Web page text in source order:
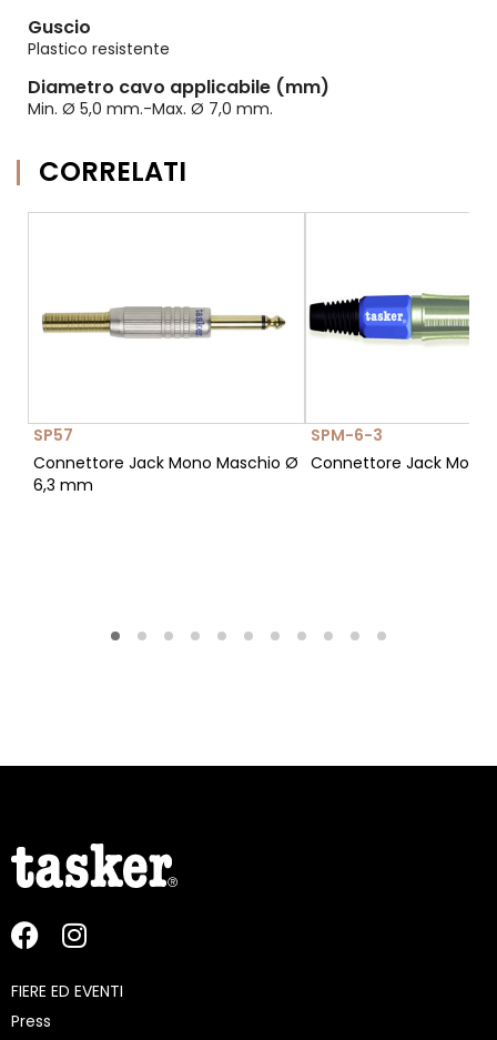
Guscio
Plastico resistente
Diametro cavo applicabile (mm)
Min. Ø 5,0 mm.-Max. Ø 7,0 mm.
CORRELATI
SP57
Connettore Jack Mono Maschio Ø
6,3 mm
SPM-6-3
Connettore Jack Mono
FIERE ED EVENTI
Press